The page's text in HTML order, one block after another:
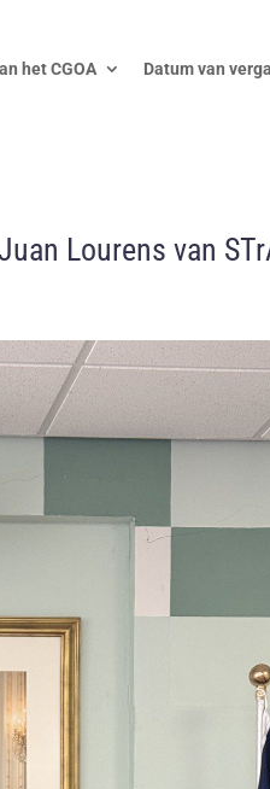
het CGOA Datum van
Lourens van